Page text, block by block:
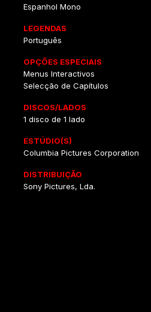
Espanhol Mono
LEGENDAS
Português
OPÇÕES ESPECIAIS
Menus Interactivos
Selecção de Capítulos
DISCOS/LADOS
1 disco de 1 lado
ESTÚDIO(S)
Columbia Pictures Corporation
DISTRIBUIÇÃO
Sony Pictures, Lda.